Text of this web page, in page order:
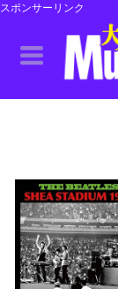
スポンサーリンク